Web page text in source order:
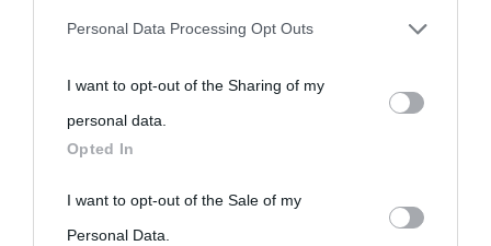
personal information by third parties on the IAB’s list of
downstream participants.
This information may also be disclosed by us to third parties
on the IAB’s List of Downstream Participants that may further
Personal Data Processing Opt Outs
I want to opt-out of the Sharing of my
personal data.
Opted In
I want to opt-out of the Sale of my
Personal Data.